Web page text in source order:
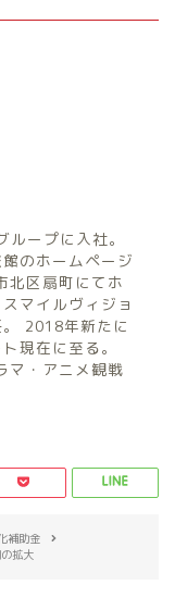
ープに入社。
のホームページ
北区扇町にてホ
マイルヴィジョ
2018年新たに
現在に至る。
・アニメ観戦
補助金
拡大